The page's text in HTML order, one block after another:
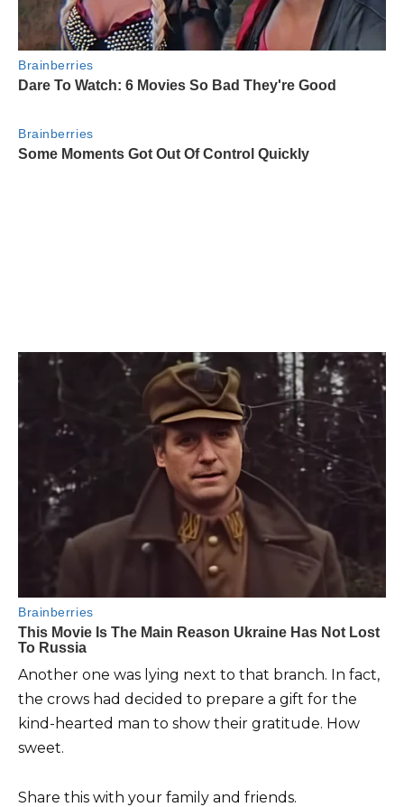
Another one was lying next to that branch. In fact,
the crows had decided to prepare a gift for the
kind-hearted man to show their gratitude. How
sweet.
Share this with your family and friends.